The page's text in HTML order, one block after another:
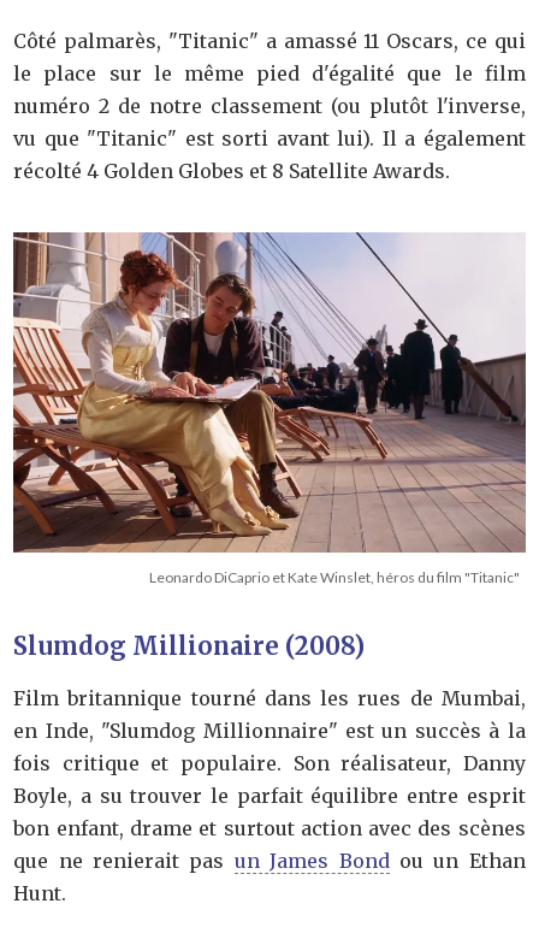
Côté palmarès, "Titanic" a amassé 11 Oscars, ce qui
le place sur le même pied d'égalité que le film
numéro 2 de notre classement (ou plutôt l'inverse,
vu que "Titanic" est sorti avant lui). Il a également
récolté 4 Golden Globes et 8 Satellite Awards.
Leonardo DiCaprio et Kate Winslet, héros du film "Titanic"
Slumdog Millionaire (2008)
Film britannique tourné dans les rues de Mumbai,
en Inde, "Slumdog Millionnaire" est un succès à la
fois critique et populaire. Son réalisateur, Danny
Boyle, a su trouver le parfait équilibre entre esprit
bon enfant, drame et surtout action avec des scènes
que ne renierait pas un James Bond ou un Ethan
Hunt.